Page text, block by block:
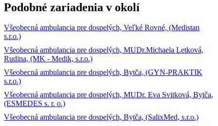
Podobné zariadenia v okolí
Všeobecná ambulancia pre dospelých, Veľké Rovné, (Medistan
s.r.o.)
Všeobecná ambulancia pre dospelých, MUDr.Michaela Letková,
Rudina, (MK - Medik, s.r.o.)
Všeobecná ambulancia pre dospelých, Bytča, (GYN-PRAKTIK
s.r.o.)
Všeobecná ambulancia pre dospelých, MUDr. Eva Svitková, Bytča,
(ESMEDES s. r. o.)
Všeobecná ambulancia pre dospelých, Bytča, (SalixMed, s.r.o.)